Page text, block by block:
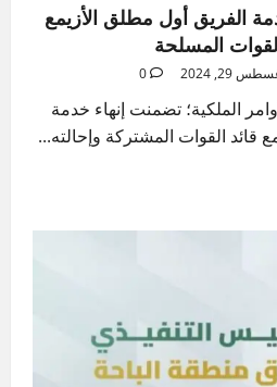
الفريق أول مطلق الأزيمع
المسلحة
29, 2024
0
الملكية؛ تضمنت إنهاء خدمة
قائد القوات المشتركة وإحالته...